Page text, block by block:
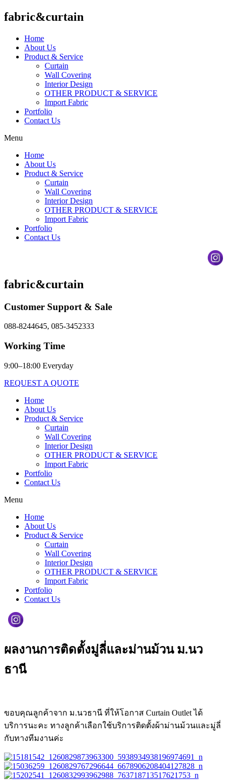
fabric&curtain
Home
About Us
Product & Service
Curtain
Wall Covering
Interior Design
OTHER PRODUCT & SERVICE
Import Fabric
Portfolio
Contact Us
Menu
Home
About Us
Product & Service
Curtain
Wall Covering
Interior Design
OTHER PRODUCT & SERVICE
Import Fabric
Portfolio
Contact Us
fabric&curtain
Customer Support & Sale
088-8244645, 085-3452333
Working Time
9:00–18:00 Everyday
REQUEST A QUOTE
Home
About Us
Product & Service
Curtain
Wall Covering
Interior Design
OTHER PRODUCT & SERVICE
Import Fabric
Portfolio
Contact Us
Menu
Home
About Us
Product & Service
Curtain
Wall Covering
Interior Design
OTHER PRODUCT & SERVICE
Import Fabric
Portfolio
Contact Us
ผลงานการติดตั้งมู่ลี่และม่านม้วน ม.นว
ธานี
ขอบคุณลูกค้าจาก ม.นวธานี ที่ให้โอกาส Curtain Outlet ได้
บริการนะคะ ทางลูกค้าเลือกใช้บริการติดตั้งผ้าม่านม้วนและมู่ลี่
กับทางทีมงานค่ะ